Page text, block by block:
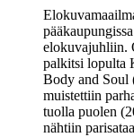
elokuvajuhliin.
palkitsi lopulta
Body and Soul
muistettiin
tuolla puolen
nähtiin